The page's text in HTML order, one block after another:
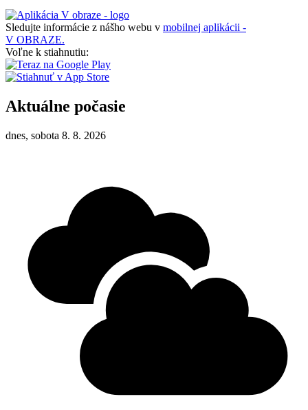
Sledujte informácie z nášho webu v mobilnej aplikácii -
V OBRAZE.
Voľne k stiahnutiu:
Aktuálne počasie
dnes, sobota 8. 8. 2026